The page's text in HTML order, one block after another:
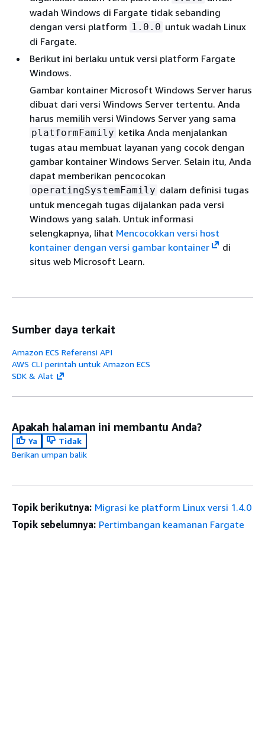
wadah Windows di Fargate tidak sebanding
dengan versi platform 1.0.0 untuk wadah Linux
di Fargate.
Berikut ini berlaku untuk versi platform Fargate
Windows.
Gambar kontainer Microsoft Windows Server harus
dibuat dari versi Windows Server tertentu. Anda
harus memilih versi Windows Server yang sama
platformFamily ketika Anda menjalankan
tugas atau membuat layanan yang cocok dengan
gambar kontainer Windows Server. Selain itu, Anda
dapat memberikan pencocokan
operatingSystemFamily dalam definisi tugas
untuk mencegah tugas dijalankan pada versi
Windows yang salah. Untuk informasi
selengkapnya, lihat Mencocokkan versi host
kontainer dengan versi gambar kontainer
di
situs web Microsoft Learn.
Sumber daya terkait
Amazon ECS Referensi API
AWS CLI perintah untuk Amazon ECS
SDK & Alat
Apakah halaman ini membantu Anda?
Ya
Tidak
Berikan umpan balik
Topik berikutnya: Migrasi ke platform Linux versi 1.4.0
Topik sebelumnya: Pertimbangan keamanan Fargate